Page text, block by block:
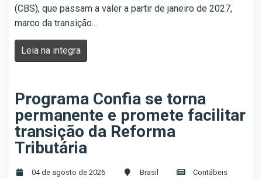
(CBS), que passam a valer a partir de janeiro de 2027,
marco da transição...
Leia na integra
Programa Confia se torna
permanente e promete facilitar
transição da Reforma
Tributária
04 de agosto de 2026 Brasil Contábeis